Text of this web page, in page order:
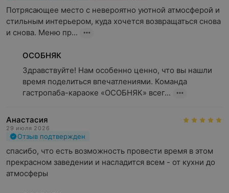
Потрясающее место с невероятно уютной атмосферой и
стильным интерьером, куда хочется возвращаться снова
и снова. Меню пр...
ОСОБНЯК
Здравствуйте! Нам особенно ценно, что вы нашли
время поделиться впечатлениями. Команда
гастропаба-караоке «ОСОБНЯК» всег...
Анастасия
29 июля 2026
Отзыв подтвержден
спасибо, что есть возможность провести время в этом
прекрасном заведении и насладится всем - от кухни до
атмосферы